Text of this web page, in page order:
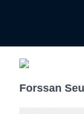
Forssan